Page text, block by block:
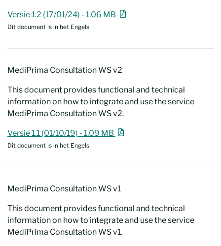
MediPrima UMA - Cookbook
Versie 1.2 (17/01/24) - 1.06 MB Nieuw venster
Dit document is in het Engels
MediPrima Consultation WS v2
This document provides functional and technical
information on how to integrate and use the service
MediPrima Consultation WS v2.
MediPrima Consultation WS v2
Versie 1.1 (01/10/19) - 1.09 MB Nieuw venster
Dit document is in het Engels
MediPrima Consultation WS v1
This document provides functional and technical
information on how to integrate and use the service
MediPrima Consultation WS v1.